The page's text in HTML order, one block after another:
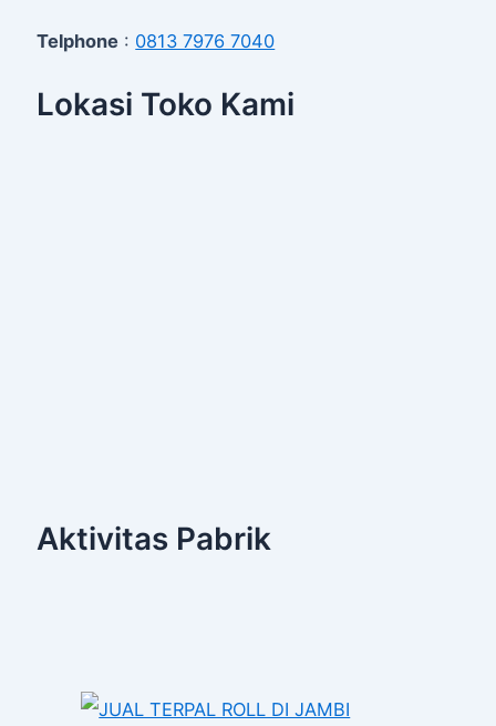
Telphone : 0813 7976 7040
Lokasi Toko Kami
Aktivitas Pabrik